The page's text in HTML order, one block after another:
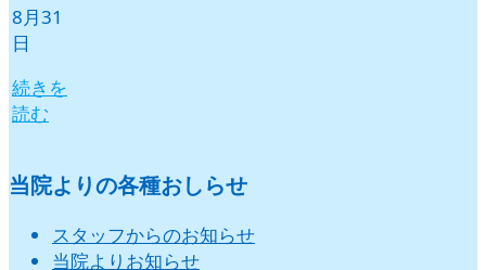
8月31
日
続きを
読む
当院よりの各種おしらせ
スタッフからのお知らせ
当院よりお知らせ